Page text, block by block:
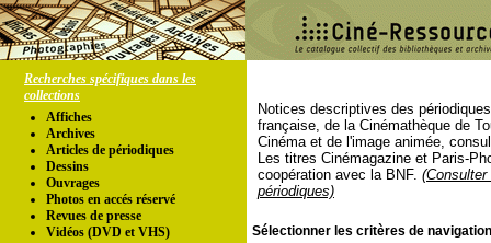
Recherches spécifiques dans les
collections
Affiches
Archives
Articles de périodiques
Dessins
Ouvrages
Photos en accés réservé
Revues de presse
Vidéos (DVD et VHS)
Notices descriptives des
française, de la Cinémathèque de
Cinéma et de l'image animée,
Les titres Cinémagazine et Paris-
coopération avec la BNF.
périodiques)
Sélectionner les critères de